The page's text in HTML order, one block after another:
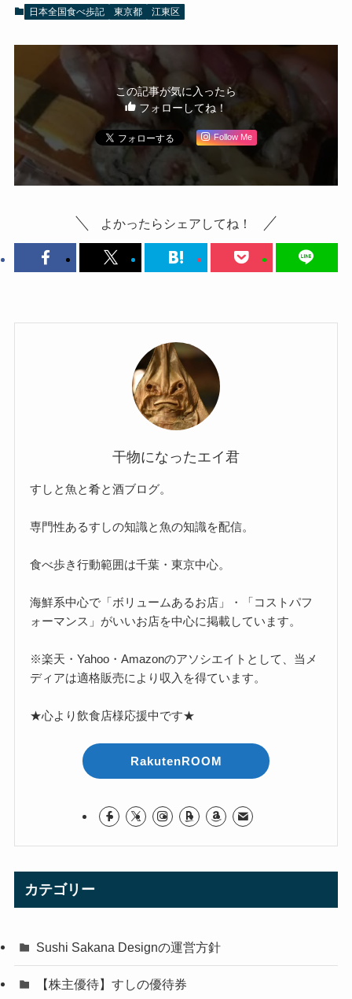
日本全国食べ歩記 東京都 江東区
この記事が気に入ったら
フォローしてね！
Follow Me
よかったらシェアしてね！
干物になったエイ君
すしと魚と肴と酒ブログ。
専門性あるすしの知識と魚の知識を配信。
食べ歩き行動範囲は千葉・東京中心。
海鮮系中心で「ボリュームあるお店」・「コストパフ
ォーマンス」がいいお店を中心に掲載しています。
※楽天・Yahoo・Amazonのアソシエイトとして、当メ
ディアは適格販売により収入を得ています。
★心より飲食店様応援中です★
RakutenROOM
カテゴリー
Sushi Sakana Designの運営方針
【株主優待】すしの優待券